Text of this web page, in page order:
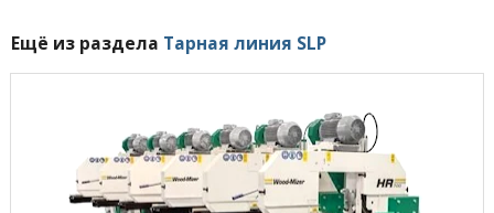
Ещё из раздела Тарная линия SLP